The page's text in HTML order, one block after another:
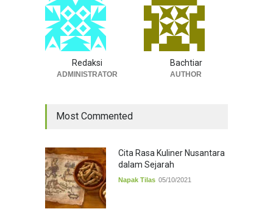
Redaksi
ADMINISTRATOR
Bachtiar
AUTHOR
Most Commented
Cita Rasa Kuliner Nusantara
dalam Sejarah
Napak Tilas 05/10/2021